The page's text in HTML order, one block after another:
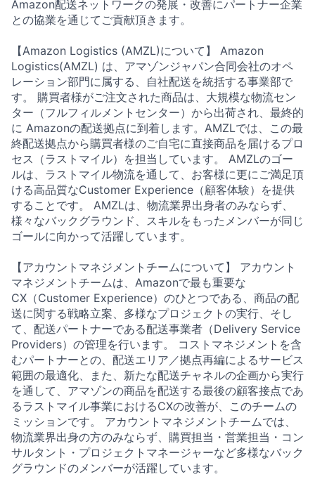
Amazon配送ネットワークの発展・改善にパートナー企業
との協業を通じてご貢献頂きます。
【Amazon Logistics (AMZL)について】 Amazon
Logistics(AMZL) は、アマゾンジャパン合同会社のオペ
レーション部門に属する、自社配送を統括する事業部で
す。 購買者様がご注文された商品は、大規模な物流セン
ター（フルフィルメントセンター）から出荷され、最終的
に Amazonの配送拠点に到着します。AMZLでは、この最
終配送拠点から購買者様のご自宅に直接商品を届けるプロ
セス（ラストマイル）を担当しています。 AMZLのゴー
ルは、ラストマイル物流を通して、お客様に更にご満足頂
ける高品質なCustomer Experience（顧客体験）を提供
することです。 AMZLは、物流業界出身者のみならず、
様々なバックグラウンド、スキルをもったメンバーが同じ
ゴールに向かって活躍しています。
【アカウントマネジメントチームについて】 アカウント
マネジメントチームは、Amazonで最も重要な
CX（Customer Experience）のひとつである、商品の配
送に関する戦略立案、多様なプロジェクトの実行、そし
て、配送パートナーである配送事業者（Delivery Service
Providers）の管理を行います。 コストマネジメントを含
むパートナーとの、配送エリア／拠点再編によるサービス
範囲の最適化、また、新たな配送チャネルの企画から実行
を通して、アマゾンの商品を配送する最後の顧客接点であ
るラストマイル事業におけるCXの改善が、このチームの
ミッションです。 アカウントマネジメントチームでは、
物流業界出身の方のみならず、購買担当・営業担当・コン
サルタント・プロジェクトマネージャーなど多様なバック
グラウンドのメンバーが活躍しています。